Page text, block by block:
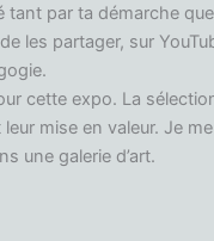
tant par ta démarche
les partager, sur
cette expo. La
mise en valeur. Je
une galerie d’art.